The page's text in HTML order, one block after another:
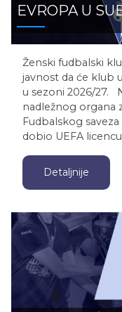
EVROPA U
Ženski fudbalski
javnost da će klub
u sezoni 2026/27.
nadležnog organa
Fudbalskog
dobio UEFA
Detaljnije